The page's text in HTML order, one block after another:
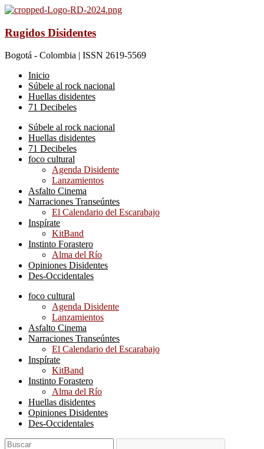
Rugidos Disidentes
Bogotá - Colombia | ISSN 2619-5569
Inicio
Súbele al rock nacional
Huellas disidentes
71 Decibeles
Súbele al rock nacional
Huellas disidentes
71 Decibeles
foco cultural
Agenda Disidente
Lanzamientos
Asfalto Cinema
Narraciones Transeúntes
El Calendario del Escarabajo
Inspírate
KitBand
Instinto Forastero
Alma del Río
Opiniones Disidentes
Des-Occidentales
foco cultural
Agenda Disidente
Lanzamientos
Asfalto Cinema
Narraciones Transeúntes
El Calendario del Escarabajo
Inspírate
KitBand
Instinto Forastero
Alma del Río
Huellas disidentes
Opiniones Disidentes
Des-Occidentales